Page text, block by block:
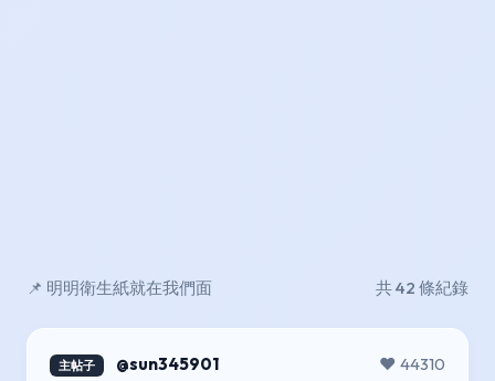
📌 明明衛生紙就在我們面 共 42 條紀錄
主帖子 @sun345901 ❤️ 44310